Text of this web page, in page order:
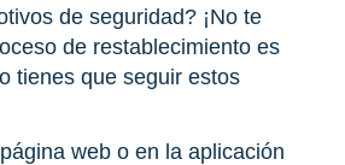
de seguridad? ¡No te
de restablecimiento es
tienes que seguir estos
web o en la aplicación